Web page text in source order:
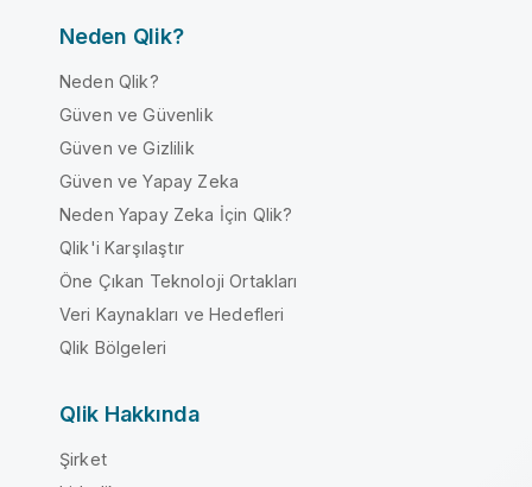
Neden Qlik?
Neden Qlik?
Güven ve Güvenlik
Güven ve Gizlilik
Güven ve Yapay Zeka
Neden Yapay Zeka İçin Qlik?
Qlik'i Karşılaştır
Öne Çıkan Teknoloji Ortakları
Veri Kaynakları ve Hedefleri
Qlik Bölgeleri
Qlik Hakkında
Şirket